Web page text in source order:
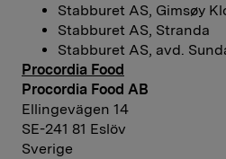
Stabburet AS, Gimsøy
Stabburet AS, Stranda
Stabburet AS, avd.
Procordia Food
Procordia Food AB
Ellingevägen 14
SE-241 81 Eslöv
Sverige